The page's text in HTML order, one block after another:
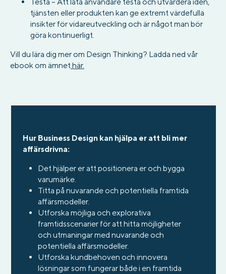
Testa – Att låta användare testa och utvärdera idén,
tjänsten eller produkten kan ge extremt värdefulla
insikter för vidareutveckling och är något man bör
göra kontinuerligt.
Vill du lära dig mer om Design Thinking? Ladda ned vår
ebook om ämnethär.
Hur Business Design kan hjälpa er att bli mer
affärsdrivna:
Det hjälper er att positionera er och bygga
varumärke.
Titta på nuvarande och potentiella framtida
affärsmodeller.
Utforska möjliga och explorativa
framtidsscenarier för att hitta möjligheter
och utmaningar med nuvarande och
potentiella affärsmodeller.
Utforska kundbehoven och innovera
lösningar som fungerar både i en framtida